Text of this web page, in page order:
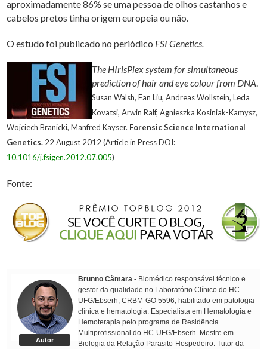
aproximadamente 86% se uma pessoa de olhos castanhos e
cabelos pretos tinha origem europeia ou não.
O estudo foi publicado no periódico FSI Genetics.
The HIrisPlex system for simultaneous
prediction of hair and eye colour from DNA.
Susan Walsh, Fan Liu, Andreas Wollstein, Leda
Kovatsi, Arwin Ralf, Agnieszka Kosiniak-Kamysz,
Wojciech Branicki, Manfred Kayser. Forensic Science International
Genetics. 22 August 2012 (Article in Press DOI:
10.1016/j.fsigen.2012.07.005)
Fonte:
Autor
Brunno Câmara - Biomédico responsável técnico e
gestor da qualidade no Laboratório Clínico do HC-
UFG/Ebserh, CRBM-GO 5596, habilitado em patologia
clínica e hematologia. Especialista em Hematologia e
Hemoterapia pelo programa de Residência
Multiprofissional do HC-UFG/Ebserh. Mestre em
Biologia da Relação Parasito-Hospedeiro. Tutor da